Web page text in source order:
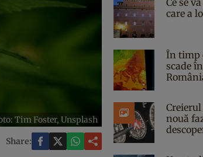
Tim Foster, Unsplash
Share:
Ce se
care a
În timp
scade
nouă